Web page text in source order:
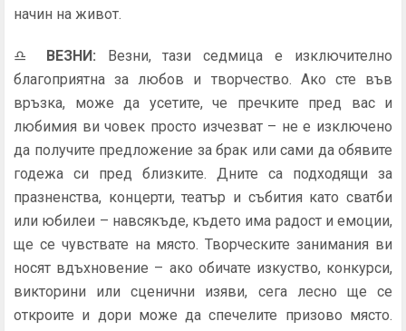
начин на живот.
♎ ВЕЗНИ: Везни, тази седмица е изключително
благоприятна за любов и творчество. Ако сте във
връзка, може да усетите, че пречките пред вас и
любимия ви човек просто изчезват – не е изключено
да получите предложение за брак или сами да обявите
годежа си пред близките. Дните са подходящи за
празненства, концерти, театър и събития като сватби
или юбилеи – навсякъде, където има радост и емоции,
ще се чувствате на място. Творческите занимания ви
носят вдъхновение – ако обичате изкуство, конкурси,
викторини или сценични изяви, сега лесно ще се
откроите и дори може да спечелите призово място.